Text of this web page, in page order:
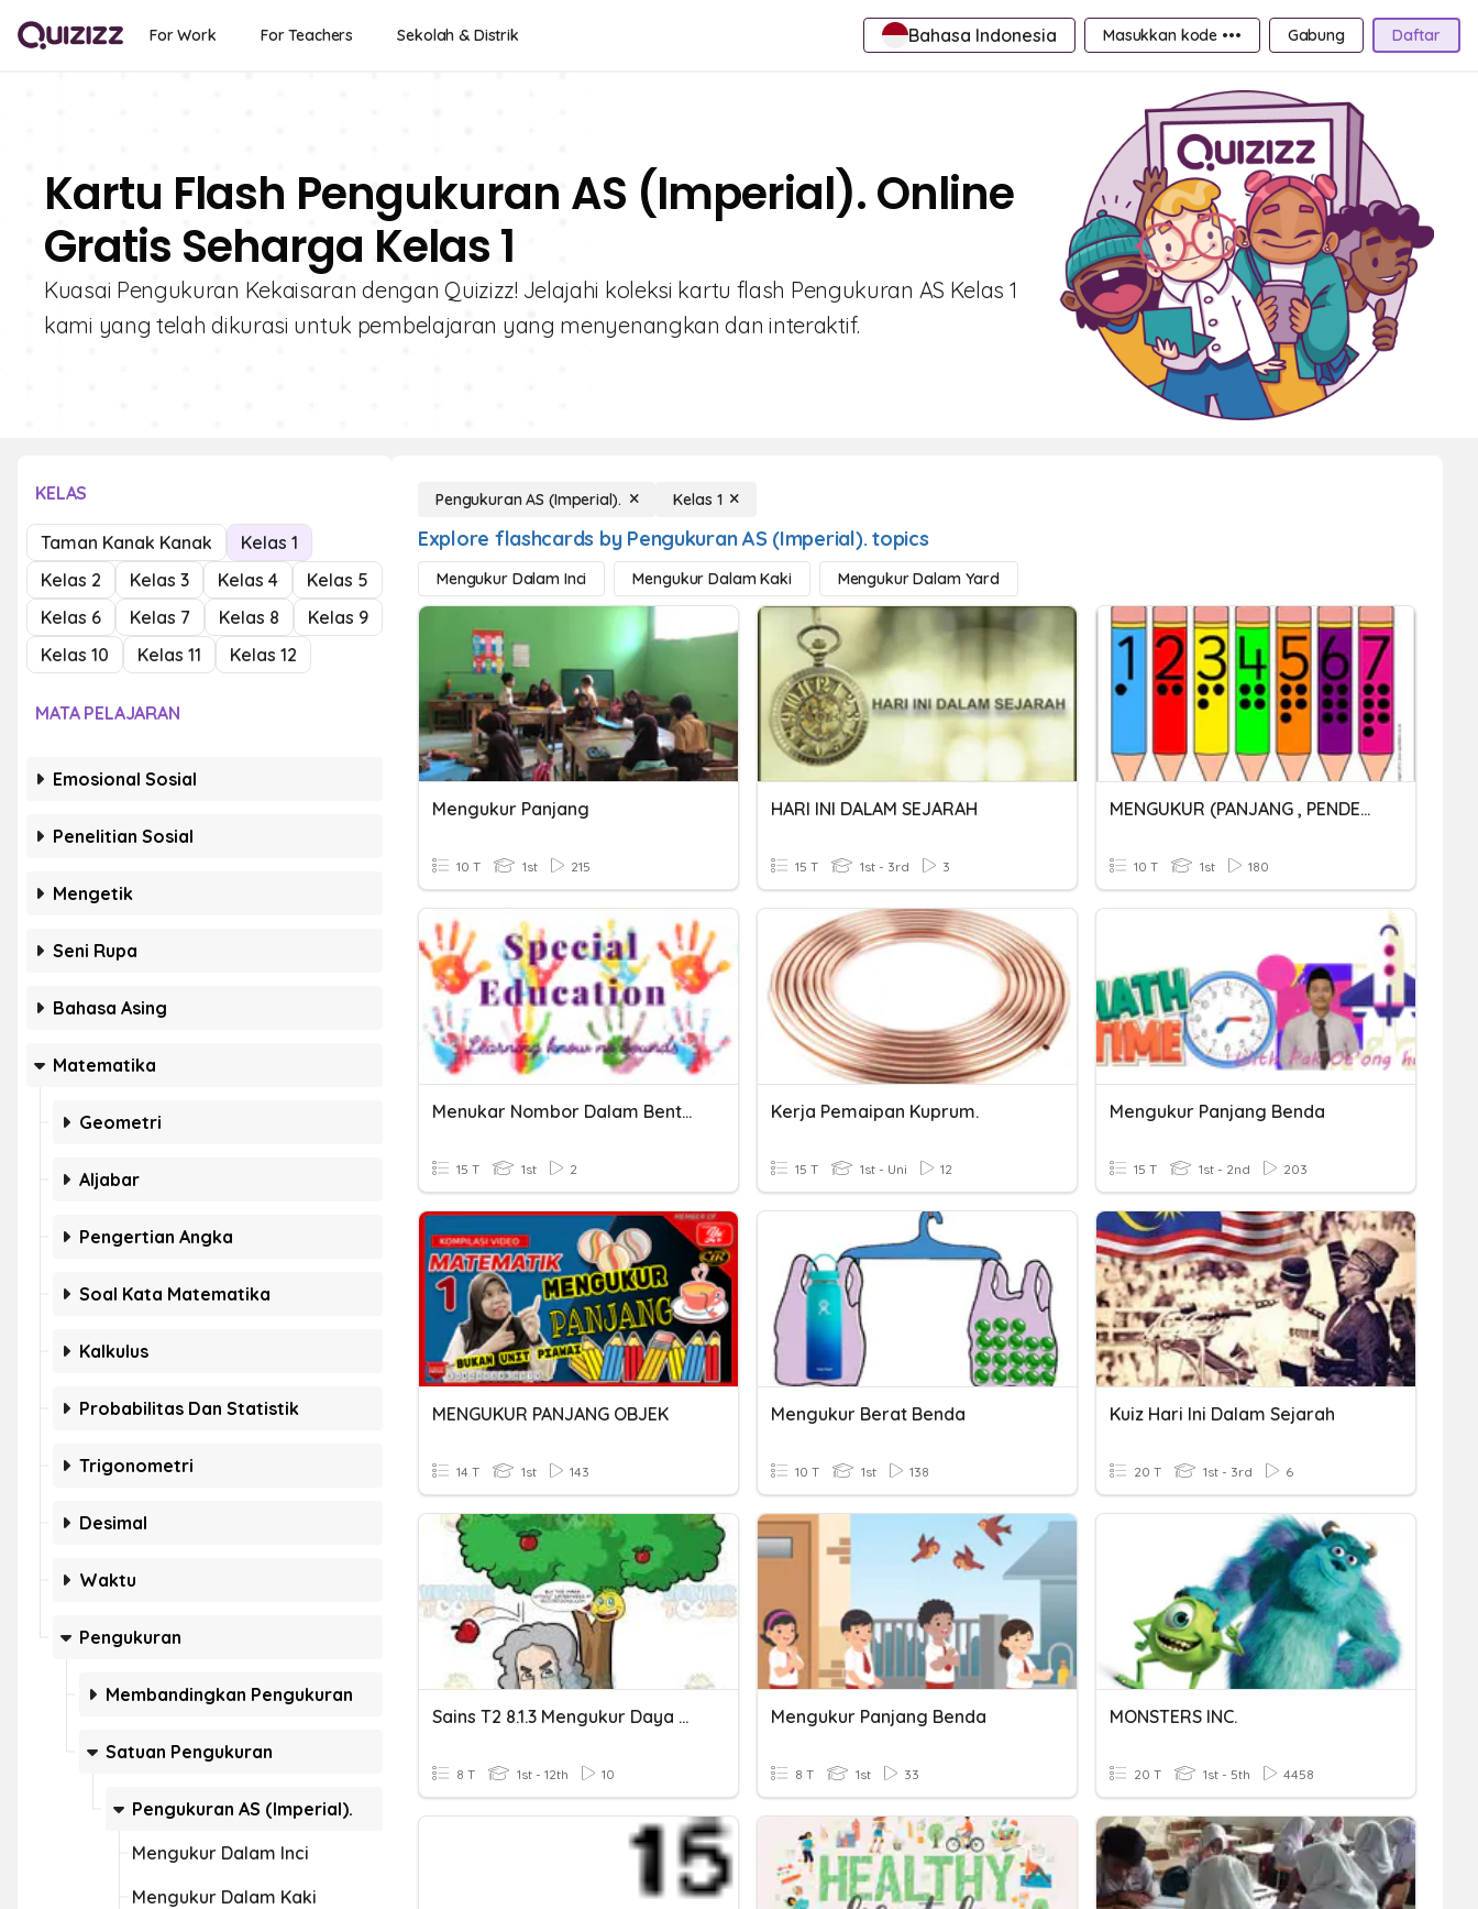
For Work For Teachers Sekolah & Distrik Bahasa Indonesia Masukkan kode ••• Gabung Daftar
Kartu Flash Pengukuran AS (Imperial). Online
Gratis Seharga Kelas 1
Kuasai Pengukuran Kekaisaran dengan Quizizz! Jelajahi koleksi kartu flash Pengukuran AS Kelas 1
kami yang telah dikurasi untuk pembelajaran yang menyenangkan dan interaktif.
KELAS
Taman Kanak Kanak
Kelas 1
Kelas 2
Kelas 3 Kelas 4
Kelas 5
Kelas 6
Kelas 7 Kelas 8
Kelas 9
Kelas 10
Kelas 11 Kelas 12
MATA PELAJARAN
Emosional Sosial
Penelitian Sosial
Mengetik
Seni Rupa
Bahasa Asing
Matematika
Geometri
Aljabar
Pengertian Angka
Soal Kata Matematika
Kalkulus
Probabilitas Dan Statistik
Trigonometri
Desimal
Waktu
Pengukuran
Membandingkan Pengukuran
Satuan Pengukuran
Pengukuran AS (Imperial).
Mengukur Dalam Inci
Mengukur Dalam Kaki
Pengukuran AS (Imperial). Kelas 1
Explore flashcards by Pengukuran AS (Imperial). topics
Mengukur Dalam Inci Mengukur Dalam Kaki Mengukur Dalam Yard
Mengukur Panjang
10 T 1st 215
HARI INI DALAM SEJARAH
15 T 1st - 3rd 3
MENGUKUR (PANJANG , PENDEK)
10 T 1st 180
Menukar Nombor Dalam Bentuk Perkataan
15 T 1st 2
Kerja Pemaipan Kuprum.
15 T 1st - Uni 12
Mengukur Panjang Benda
15 T 1st - 2nd 203
MENGUKUR PANJANG OBJEK
14 T 1st 143
Mengukur Berat Benda
10 T 1st 138
Kuiz Hari Ini Dalam Sejarah
20 T 1st - 3rd 6
Sains T2 8.1.3 Mengukur Daya Dalam Unit S.I
8 T 1st - 12th 10
Mengukur Panjang Benda
8 T 1st 33
MONSTERS INC.
20 T 1st - 5th 4458